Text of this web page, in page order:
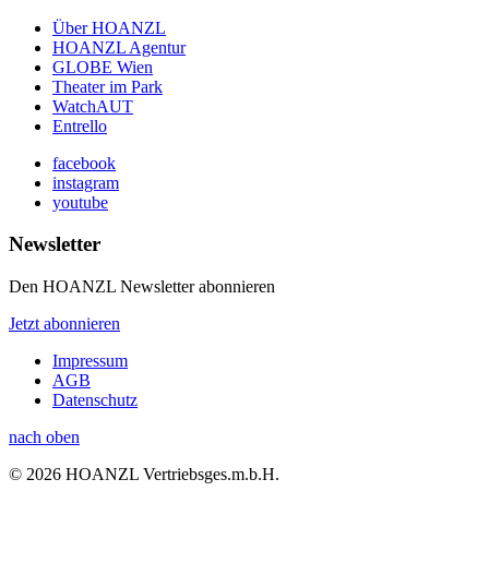
Über HOANZL
HOANZL Agentur
GLOBE Wien
Theater im Park
WatchAUT
Entrello
facebook
instagram
youtube
Newsletter
Den HOANZL Newsletter abonnieren
Jetzt abonnieren
Impressum
AGB
Datenschutz
nach oben
© 2026 HOANZL Vertriebsges.m.b.H.